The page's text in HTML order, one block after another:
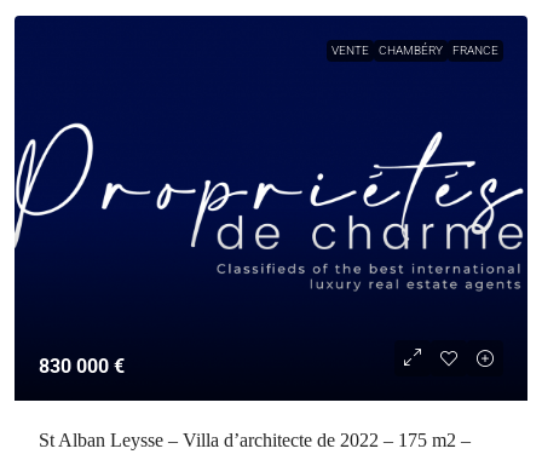
VENTE CHAMBÉRY FRANCE
830 000 €
St Alban Leysse – Villa d’architecte de 2022 – 175 m2 –